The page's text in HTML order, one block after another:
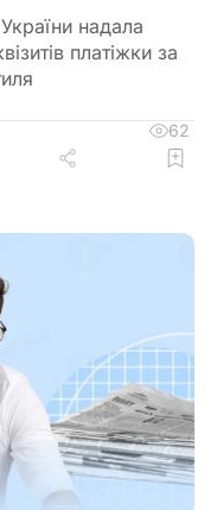
надала
платіжки за
62